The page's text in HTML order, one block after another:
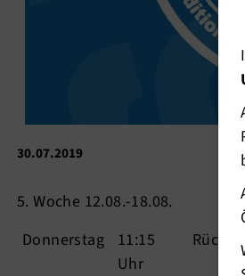
30.07.2019
5. Woche 12.08.-18.08.
Donnerstag
11:15
Uhr